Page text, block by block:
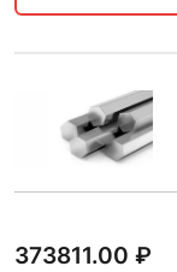
373811.00 ₽